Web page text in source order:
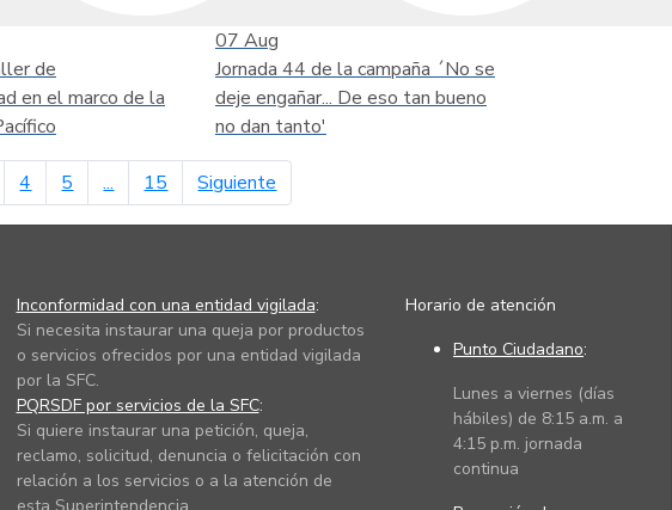
de
en el marco de la
07 Aug
Jornada 44 de la campaña ´No se
deje engañar... De eso tan bueno
no dan tanto'
4 5 ... 15 Siguiente
Inconformidad con una entidad vigilada:
Si necesita instaurar una queja por productos
o servicios ofrecidos por una entidad vigilada
por la SFC.
PQRSDF por servicios de la SFC:
Si quiere instaurar una petición, queja,
reclamo, solicitud, denuncia o felicitación con
relación a los servicios o a la atención de
Horario de atención
Punto Ciudadano:
Lunes a viernes (días
hábiles) de 8:15 a.m. a
4:15 p.m. jornada
continua